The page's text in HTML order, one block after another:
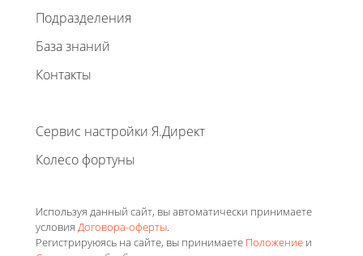
Подразделения
База знаний
Контакты
Сервис настройки Я.Директ
Колесо фортуны
Используя данный сайт, вы автоматически принимаете
условия Договора-оферты.
Регистрируюясь на сайте, вы принимаете Положение и